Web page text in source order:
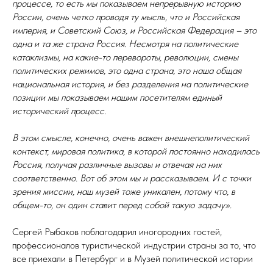
процессе, то есть мы показываем непрерывную историю
России, очень четко проводя ту мысль, что и Российская
империя, и Советский Союз, и Российская Федерация – это
одна и та же страна Россия. Несмотря на политические
катаклизмы, на какие-то перевороты, революции, смены
политических режимов, это одна страна, это наша общая
национальная история, и без разделения на политические
позиции мы показываем нашим посетителям единый
исторический процесс.
В этом смысле, конечно, очень важен внешнеполитический
контекст, мировая политика, в которой постоянно находилась
Россия, получая различные вызовы и отвечая на них
соответственно. Вот об этом мы и рассказываем. И с точки
зрения миссии, наш музей тоже уникален, потому что, в
общем-то, он один ставит перед собой такую задачу».
Сергей Рыбаков поблагодарил иногородних гостей,
профессионалов туристической индустрии страны за то, что
все приехали в Петербург и в Музей политической истории